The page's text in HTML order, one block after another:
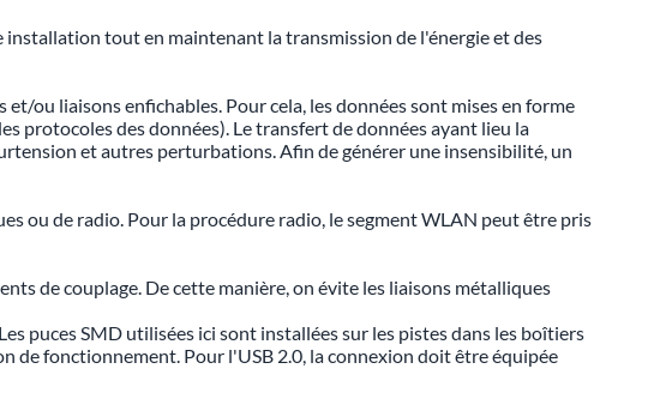
tout en maintenant la transmission de l'énergie et des
ou liaisons enfichables. Pour cela, les données sont mises en forme
protocoles des données). Le transfert de données ayant lieu la
et autres perturbations. Afin de générer une insensibilité, un
ou de radio. Pour la procédure radio, le segment WLAN peut être pris
de couplage. De cette manière, on évite les liaisons métalliques
puces SMD utilisées ici sont installées sur les pistes dans les boîtiers
de fonctionnement. Pour l'USB 2.0, la connexion doit être équipée